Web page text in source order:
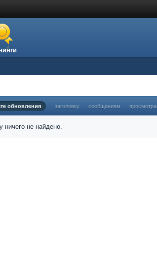
обновления заголовку сообщениям
ничего не найдено.